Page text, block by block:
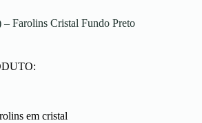
Farolins Cristal Fundo Preto
em cristal